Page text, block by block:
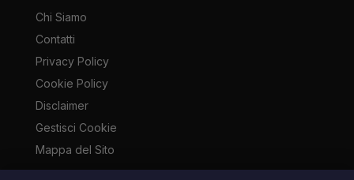
Chi Siamo
Contatti
Privacy Policy
Cookie Policy
Disclaimer
Gestisci Cookie
Mappa del Sito